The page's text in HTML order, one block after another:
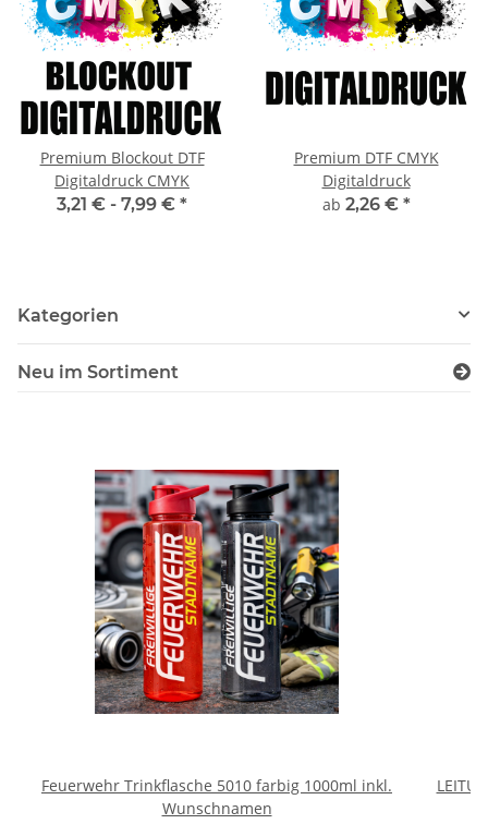
Premium Blockout DTF
Digitaldruck CMYK
3,21 € - 7,99 € *
Premium DTF CMYK
Digitaldruck
ab 2,26 € *
Kategorien
Neu im Sortiment
Feuerwehr Trinkflasche 5010 farbig 1000ml inkl.
Wunschnamen